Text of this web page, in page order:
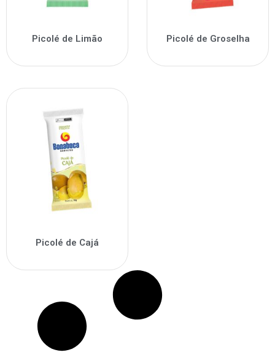
Picolé de Limão Picolé de Groselha
Picolé de Cajá